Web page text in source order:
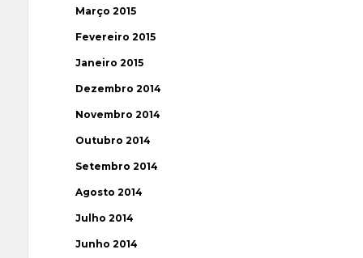
Março 2015
Fevereiro 2015
Janeiro 2015
Dezembro 2014
Novembro 2014
Outubro 2014
Setembro 2014
Agosto 2014
Julho 2014
Junho 2014